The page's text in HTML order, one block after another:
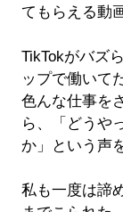
てもらえる動
TikTokがバズ
ップで働いて
色んな仕事を
ら、「どうや
か」という声
私も一度は諦